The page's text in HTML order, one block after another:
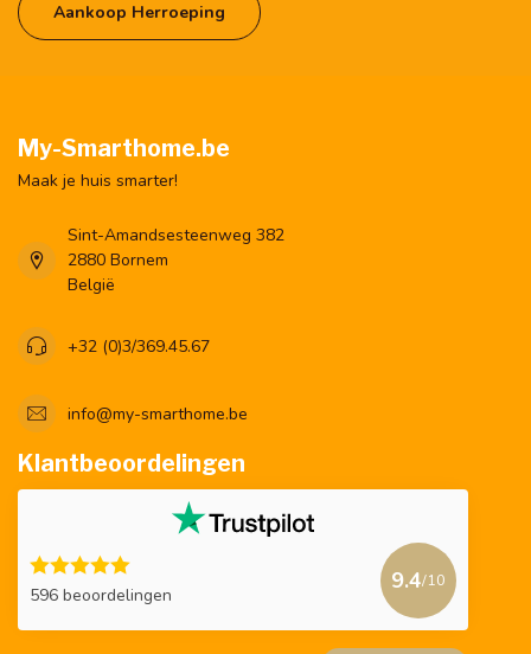
Aankoop Herroeping
My-Smarthome.be
Maak je huis smarter!
Sint-Amandsesteenweg 382
2880 Bornem
België
+32 (0)3/369.45.67
info@my-smarthome.be
Klantbeoordelingen
596 beoordelingen
9.4/10